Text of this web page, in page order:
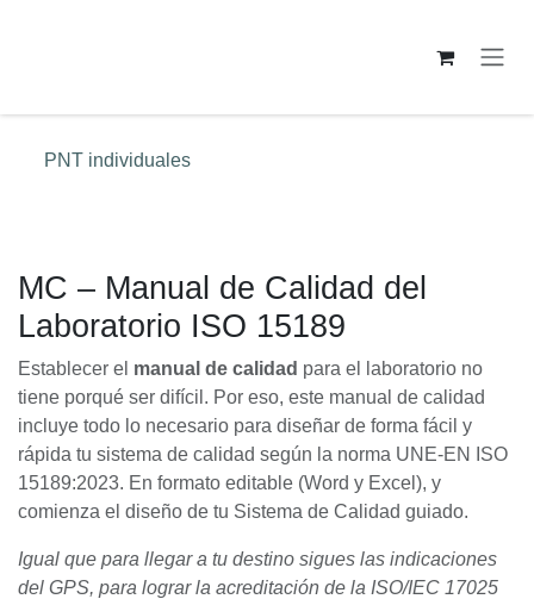
PNT individuales
MC – Manual de Calidad del
Laboratorio ISO 15189
Establecer el manual de calidad para el laboratorio no
tiene porqué ser difícil. Por eso, este manual de calidad
incluye todo lo necesario para diseñar de forma fácil y
rápida tu sistema de calidad según la norma UNE-EN ISO
15189:2023. En formato editable (Word y Excel), y
comienza el diseño de tu Sistema de Calidad guiado.
Igual que para llegar a tu destino sigues las indicaciones
del GPS, para lograr la acreditación de la ISO/IEC 17025